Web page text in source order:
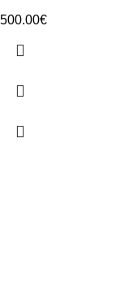
500.00€